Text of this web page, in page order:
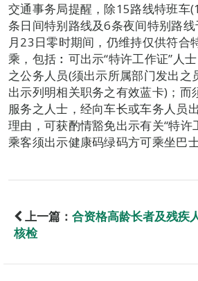
交通事务局提醒，除15路线特班车
条日间特别路线及6条夜间特别路
月23日零时期间，仍维持仅供符合
乘，包括︰可出示“特许工作证”人
之公务人员(须出示所属部门发出之
出示列明相关职务之有效蓝卡)；而
服务之人士，经向车长或车务人员
理由，可获酌情豁免出示有关“特许
乘客须出示健康码绿码方可乘坐巴士
上一篇： 合资格高龄长者及残疾
核检